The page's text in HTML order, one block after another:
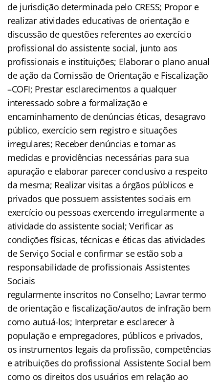
de jurisdição determinada pelo CRESS; Propor e
realizar atividades educativas de orientação e
discussão de questões referentes ao exercício
profissional do assistente social, junto aos
profissionais e instituições; Elaborar o plano anual
de ação da Comissão de Orientação e Fiscalização
–COFI; Prestar esclarecimentos a qualquer
interessado sobre a formalização e
encaminhamento de denúncias éticas, desagravo
público, exercício sem registro e situações
irregulares; Receber denúncias e tomar as
medidas e providências necessárias para sua
apuração e elaborar parecer conclusivo a respeito
da mesma; Realizar visitas a órgãos públicos e
privados que possuem assistentes sociais em
exercício ou pessoas exercendo irregularmente a
atividade do assistente social; Verificar as
condições físicas, técnicas e éticas das atividades
de Serviço Social e confirmar se estão sob a
responsabilidade de profissionais Assistentes
Sociais
regularmente inscritos no Conselho; Lavrar termo
de orientação e fiscalização/autos de infração bem
como autuá-los; Interpretar e esclarecer à
população e empregadores, públicos e privados,
os instrumentos legais da profissão, competências
e atribuições do profissional Assistente Social bem
como os direitos dos usuários em relação ao